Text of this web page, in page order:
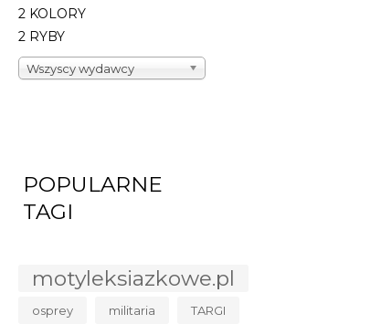
2 KOLORY
2 RYBY
Wszyscy wydawcy
POPULARNE
TAGI
motyleksiazkowe.pl
osprey militaria TARGI